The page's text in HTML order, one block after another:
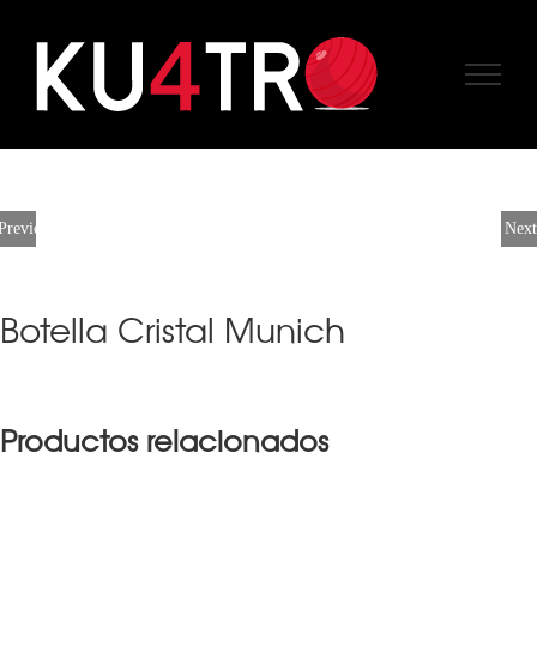
content
Next
Botella Cristal Munich
Productos relacionados